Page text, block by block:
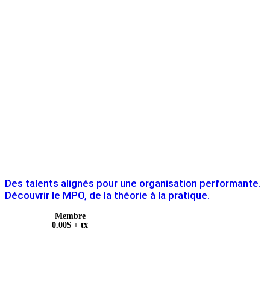
Des talents alignés pour une organisation performante.
Découvrir le MPO, de la théorie à la pratique.
Membre
0.00$ + tx